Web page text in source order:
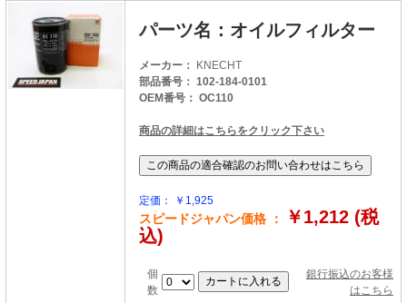
パーツ名：オイルフィルター
メーカー：
KNECHT
部品番号： 102-184-0101
OEM番号： OC110
商品の詳細はこちらをクリック下さい
定価： ￥1,925
スピードジャパン価格 ：
￥1,212 (税
込)
個
数
銀行振込のお客様
はこちら